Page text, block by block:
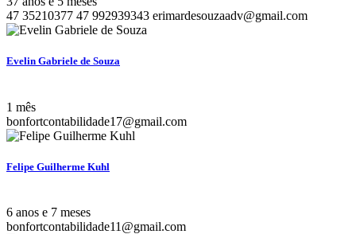
47 35210377 47 992939343 erimardesouzaadv@gmail.com
Evelin Gabriele de Souza
1 mês
bonfortcontabilidade17@gmail.com
Felipe Guilherme Kuhl
6 anos e 7 meses
bonfortcontabilidade11@gmail.com